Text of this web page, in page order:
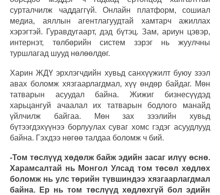
сурталчилж чаддаггүй. Онлайн платформ, сошиал
медиа, аяллын агентлагуудтай хамтарч ажиллах
хэрэгтэй. Гуравдугаарт, дэд бүтэц. Зам, ариун цэвэр,
интернэт, төлбөрийн систем зэрэг нь жуулчны
туршлагад шууд нөлөөлдөг.
Харин ЖДҮ эрхлэгчдийн хувьд санхүүжилт буюу зээл
авах боломж хязгаарлагдмал, хүү өндөр байдаг. Мөн
татварын асуудал байна. Жижиг бизнесүүдэд
харьцангуй ачаалал их татварын бодлого манайд
үйлчилж байгаа. Мөн зах зээлийн хувьд
бүтээгдэхүүнээ борлуулах суваг хомс гэдэг асуудлууд
байна. Гэхдээ нөгөө талдаа боломж ч бий.
-Том төслүүд хөдөлж байж эдийн засаг илүү өснө.
Харамсалтай нь Монгол Улсад том төсөл хөдлөх
боломж нь улс төрийн түвшиндээ хязгаарлагдмал
байна. Ер нь том төслүүд хөдлөхгүй бол эдийн